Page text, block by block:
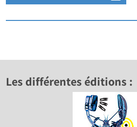
Les différentes éditions :